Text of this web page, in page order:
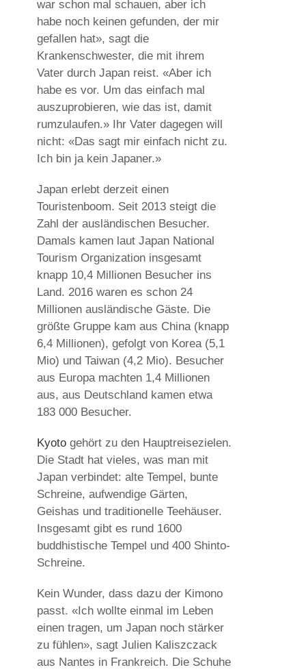
war schon mal schauen, aber ich
habe noch keinen gefunden, der mir
gefallen hat», sagt die
Krankenschwester, die mit ihrem
Vater durch Japan reist. «Aber ich
habe es vor. Um das einfach mal
auszuprobieren, wie das ist, damit
rumzulaufen.» Ihr Vater dagegen will
nicht: «Das sagt mir einfach nicht zu.
Ich bin ja kein Japaner.»
Japan erlebt derzeit einen
Touristenboom. Seit 2013 steigt die
Zahl der ausländischen Besucher.
Damals kamen laut Japan National
Tourism Organization insgesamt
knapp 10,4 Millionen Besucher ins
Land. 2016 waren es schon 24
Millionen ausländische Gäste. Die
größte Gruppe kam aus China (knapp
6,4 Millionen), gefolgt von Korea (5,1
Mio) und Taiwan (4,2 Mio). Besucher
aus Europa machten 1,4 Millionen
aus, aus Deutschland kamen etwa
183 000 Besucher.
Kyoto gehört zu den Hauptreisezielen.
Die Stadt hat vieles, was man mit
Japan verbindet: alte Tempel, bunte
Schreine, aufwendige Gärten,
Geishas und traditionelle Teehäuser.
Insgesamt gibt es rund 1600
buddhistische Tempel und 400 Shinto-
Schreine.
Kein Wunder, dass dazu der Kimono
passt. «Ich wollte einmal im Leben
einen tragen, um Japan noch stärker
zu fühlen», sagt Julien Kaliszczack
aus Nantes in Frankreich. Die Schuhe